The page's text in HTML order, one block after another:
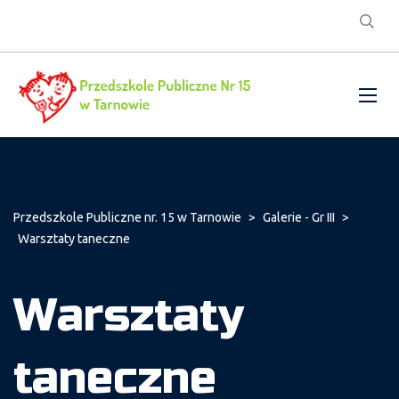
Przedszkole Publiczne nr. 15 w Tarnowie > Galerie - Gr III >
Warsztaty taneczne
Warsztaty
taneczne